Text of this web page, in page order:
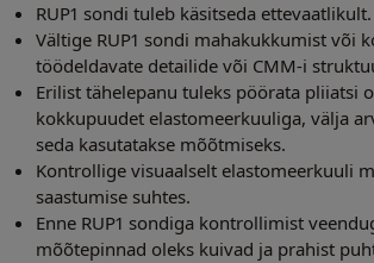
RUP1 sondi tuleb käsitseda ettevaatlikult.
Vältige RUP1 sondi mahakukkumist või
töödeldavate detailide või CMM-i
Erilist tähelepanu tuleks pöörata pliiatsi
kokkupuudet elastomeerkuuliga, välja
seda kasutatakse mõõtmiseks.
Kontrollige visuaalselt elastomeerkuuli
saastumise suhtes.
Enne RUP1 sondiga kontrollimist
mõõtepinnad oleks kuivad ja prahist